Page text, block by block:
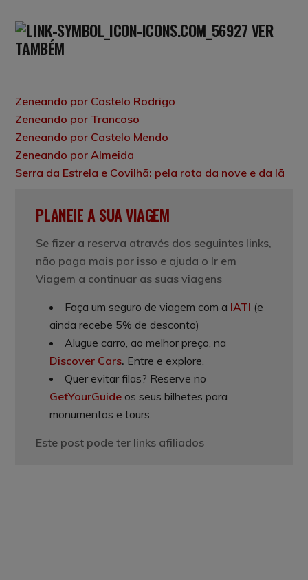
VER
TAMBÉM
Zeneando por Castelo Rodrigo
Zeneando por Trancoso
Zeneando por Castelo Mendo
Zeneando por Almeida
Serra da Estrela e Covilhã: pela rota da nove e da lã
PLANEIE A SUA VIAGEM
Se fizer a reserva através dos seguintes links,
não paga mais por isso e ajuda o Ir em
Viagem a continuar as suas viagens
Faça um seguro de viagem com a IATI (e
ainda recebe 5% de desconto)
Alugue carro, ao melhor preço, na
Discover Cars. Entre e explore.
Quer evitar filas? Reserve no
GetYourGuide os seus bilhetes para
monumentos e tours.
Este post pode ter links afiliados